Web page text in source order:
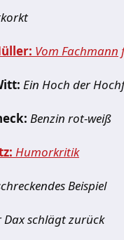
Vom Fachmann
Ein Hoch der
Benzin rot-weiß
Humorkritik
Beispiel
Dax schlägt zurück